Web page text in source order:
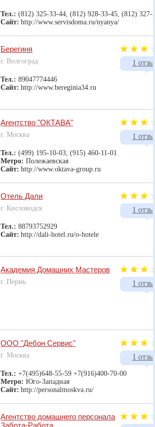
Тел.:(812) 325-33-44, (812) 928-33-45, (812) 327-
Сайт: http://www.servisdoma.ru/nyanya/
1
Берегиня
г. Волгоград
Тел.:89047774446
Сайт: http://www.bereginia34.ru
1
Агентство "ОКТАВА"
г. Москва
Тел.:(499) 195-10-03; (915) 460-11-01
Метро:Полежаевская
Сайт: http://www.oktava-group.ru
1
Отель Дали
г. Кисловодск
Тел.:88793752929
Сайт: http://dali-hotel.ru/o-hotele
1
Академия Домашних Мастеров
г. Пермь
1
ООО "Дебон Сервис"
г. Москва
Тел.:+7(495)648-55-59 +7(916)400-70-00
Метро:Юго-Западная
Сайт: http://personalmoskva.ru/
Агентство домашнего персонала
Забота-Работа